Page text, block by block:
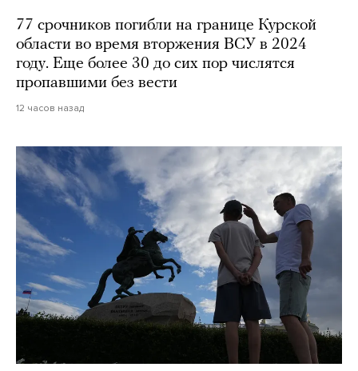
77 срочников погибли на границе Курской
области во время вторжения ВСУ в 2024
году. Еще более 30 до сих пор числятся
пропавшими без вести
12 часов назад